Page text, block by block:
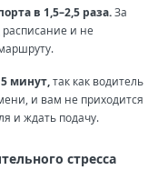
в 1,5–2,5 раза.За
расписание и не
минут,так как водитель
и вам не приходится
и ждать подачу.
стресса